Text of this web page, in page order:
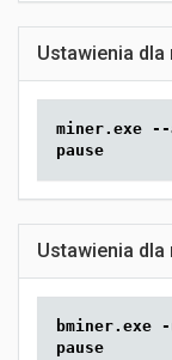
Ustawienia dla
miner.exe --
pause
Ustawienia dla
bminer.exe -
pause